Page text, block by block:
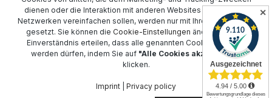
dienen oder die Interaktion mit anderen Websites und sozialen
Netzwerken vereinfachen sollen, werden nur mit Ihrer Zustimmung
gesetzt. Sie können die Cookie-Einstellungen ändern oder Ihr
Einverständnis erteilen, dass alle genannten Cookies gesetzt
werden dürfen, indem Sie auf "Alle Cookies akzeptieren"
klicken.
Imprint Privacy policy
✕